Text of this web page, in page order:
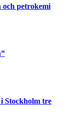
och petrokemi
Stockholm tre